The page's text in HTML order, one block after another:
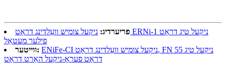
פריערדיג: ניקעל צומיש וועַלדינג דראָט ERNi-1 ניקעל טיג דראָט
פילער מעטאַל
ווייטער: ENiFe-CI ניקעל צומיש וועַלדינג דראָט, FN 55 ניקעל טיג
דראָט פעראָ-ניקעל האַרט דראָט